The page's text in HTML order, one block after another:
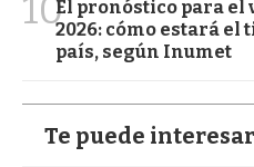
10El pronóstico para el
2026: cómo estará el
país, según Inumet
Te puede interesar